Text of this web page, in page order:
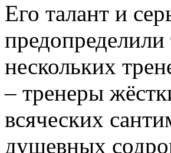
Его талант и
нескольких
– тренеры
всяческих
душевных